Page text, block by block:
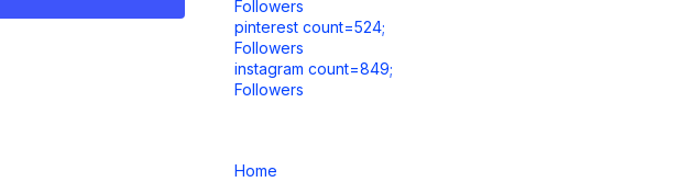
Followers
pinterest count=524;
Followers
instagram count=849;
Followers
Home